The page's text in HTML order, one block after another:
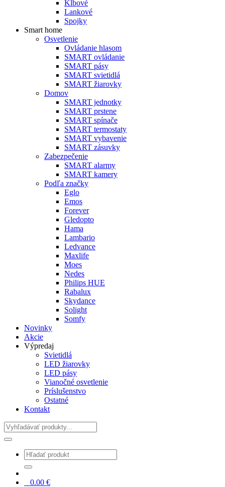
Kĺbové
Lankové
Spojky
Smart home
Osvetlenie
Ovládanie hlasom
SMART ovládanie
SMART pásy
SMART svietidlá
SMART žiarovky
Domov
SMART jednotky
SMART prstene
SMART spínače
SMART termostaty
SMART vybavenie
SMART zásuvky
Zabezpečenie
SMART alarmy
SMART kamery
Podľa značky
Eglo
Emos
Forever
Gledopto
Hama
Lambario
Ledvance
Maxlife
Moes
Nedes
Philips HUE
Rabalux
Skydance
Solight
Somfy
Novinky
Akcie
Výpredaj
Svietidlá
LED žiarovky
LED pásy
Vianočné osvetlenie
Príslušenstvo
Ostatné
Kontakt
Hladať
0.00 €